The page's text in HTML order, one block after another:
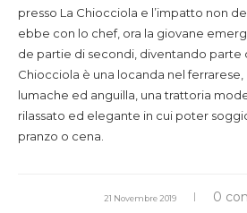
presso La Chiocciola e l’impatto non
ebbe con lo chef, ora la giovane
de partie di secondi, diventando parte
Chiocciola è una locanda nel ferrarese,
lumache ed anguilla, una trattoria
rilassato ed elegante in cui poter
pranzo o cena.
21 Novembre 2019 0